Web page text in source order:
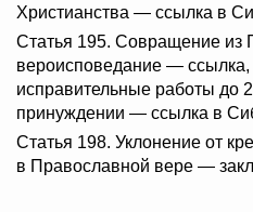
Христианства — ссылка в
Статья 195. Совращение из
вероисповедание — ссылка,
исправительные работы до
принуждении — ссылка в
Статья 198. Уклонение от
в Православной вере —